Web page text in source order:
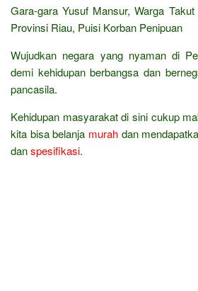
Gara-gara Yusuf Mansur, Warga
Provinsi Riau, Puisi Korban Penipuan
Wujudkan negara yang nyaman di
demi kehidupan berbangsa dan
pancasila.
Kehidupan masyarakat di sini cukup
kita bisa belanja murahdan
danspesifikasi.